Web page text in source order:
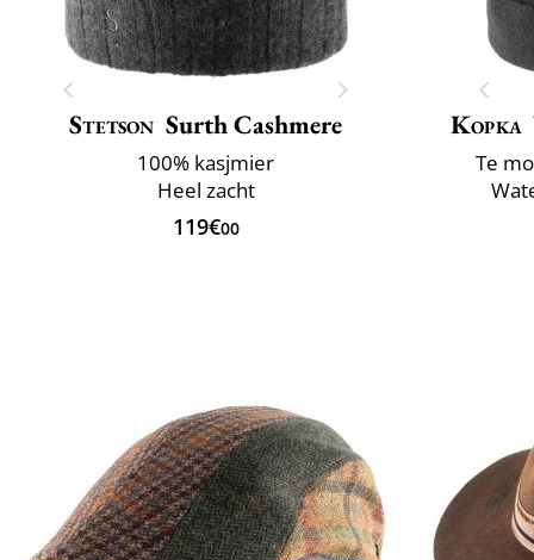
Stetson Surth Cashmere
100% kasjmier
Heel zacht
119€00
Kopka
Te